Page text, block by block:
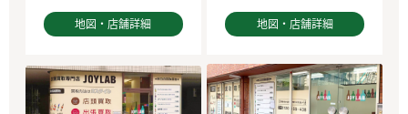
地図・店舗詳細 地図・店舗詳細